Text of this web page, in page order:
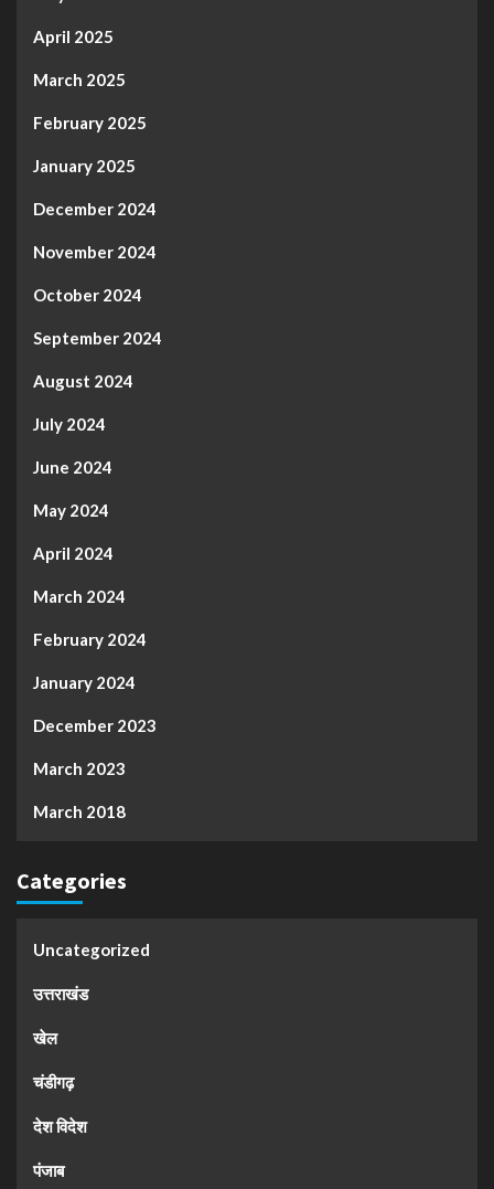
April 2025
March 2025
February 2025
January 2025
December 2024
November 2024
October 2024
September 2024
August 2024
July 2024
June 2024
May 2024
April 2024
March 2024
February 2024
January 2024
December 2023
March 2023
March 2018
Categories
Uncategorized
उत्तराखंड
खेल
चंडीगढ़
देश विदेश
पंजाब